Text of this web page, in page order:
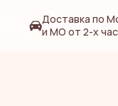
Доставка по
и МО от 2-х